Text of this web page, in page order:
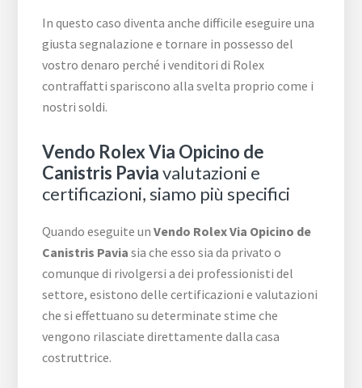
In questo caso diventa anche difficile eseguire una
giusta segnalazione e tornare in possesso del
vostro denaro perché i venditori di Rolex
contraffatti spariscono alla svelta proprio come i
nostri soldi.
Vendo Rolex Via Opicino de
Canistris Paviavalutazioni e
certificazioni, siamo più specifici
Quando eseguite unVendo Rolex Via Opicino de
Canistris Pavia sia che esso sia da privato o
comunque di rivolgersi a dei professionisti del
settore, esistono delle certificazioni e valutazioni
che si effettuano su determinate stime che
vengono rilasciate direttamente dalla casa
costruttrice.